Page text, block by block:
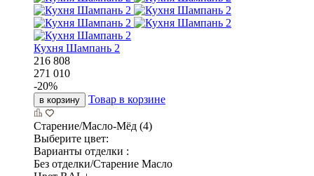
Кухня Шампань 2
216 808
271 010
-20%
в корзину Товар в корзине
Старение/Масло-Мёд (4)
Выберите цвет:
Варианты отделки :
Без отделки/Старение Масло